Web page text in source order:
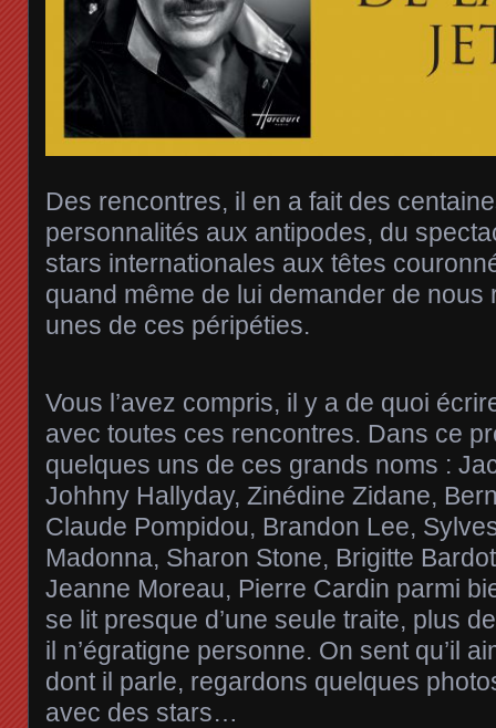
Des rencontres, il en a fait des
personnalités aux antipodes, du
stars internationales aux têtes
quand même de lui demander de nous
unes de ces péripéties.
Vous l’avez compris, il y a de quoi
avec toutes ces rencontres. Dans ce
quelques uns de ces grands noms :
Johhny Hallyday, Zinédine Zidane,
Claude Pompidou, Brandon Lee,
Madonna, Sharon Stone, Brigitte
Jeanne Moreau, Pierre Cardin parmi
se lit presque d’une seule traite, plus
il n’égratigne personne. On sent qu’il
dont il parle, regardons quelques
avec des stars…